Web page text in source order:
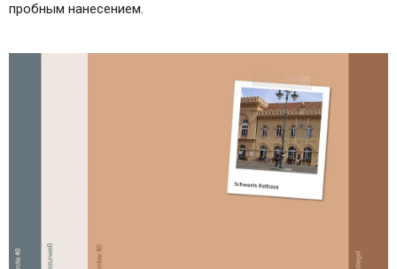
пробным нанесением.